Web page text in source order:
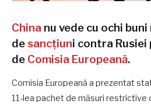
China nu vede cu ochi
desancţiuni contra
de Comisia Europeană.
Comisia Europeană a prezentat
11-lea pachet de măsuri restrictive